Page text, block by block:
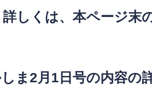
詳しくは、本ページ末
ま2月1日号の内容の